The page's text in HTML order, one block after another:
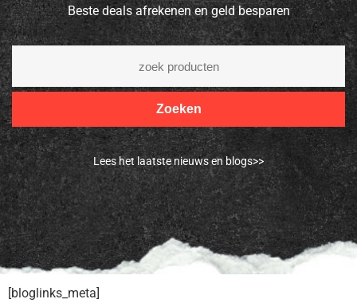
Beste deals afrekenen en geld besparen
Zoeken
Lees het laatste nieuws en blogs>>
[bloglinks_meta]